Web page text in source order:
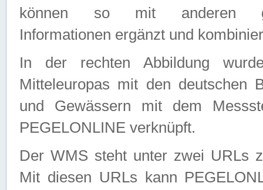
können so mit anderen
Informationen ergänzt und
In der rechten Abbildung
Mitteleuropas mit den deutschen
und Gewässern mit dem
PEGELONLINE verknüpft.
Der WMS steht unter zwei URLs
Mit diesen URLs kann